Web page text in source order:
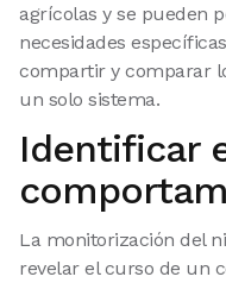
agrícolas y se pueden
necesidades
compartir y comparar
un solo sistema.
Identificar
La monitorización del
revelar el curso de un